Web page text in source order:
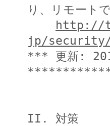
り、リモート
http://
jp/security/
*** 更新:
II. 対策